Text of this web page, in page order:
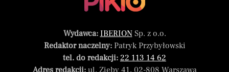
Wydawca: IBERIONSp. z o.o.
Redaktor naczelny:Patryk Przybyłowski
tel. do redakcji: 22 113 14 62